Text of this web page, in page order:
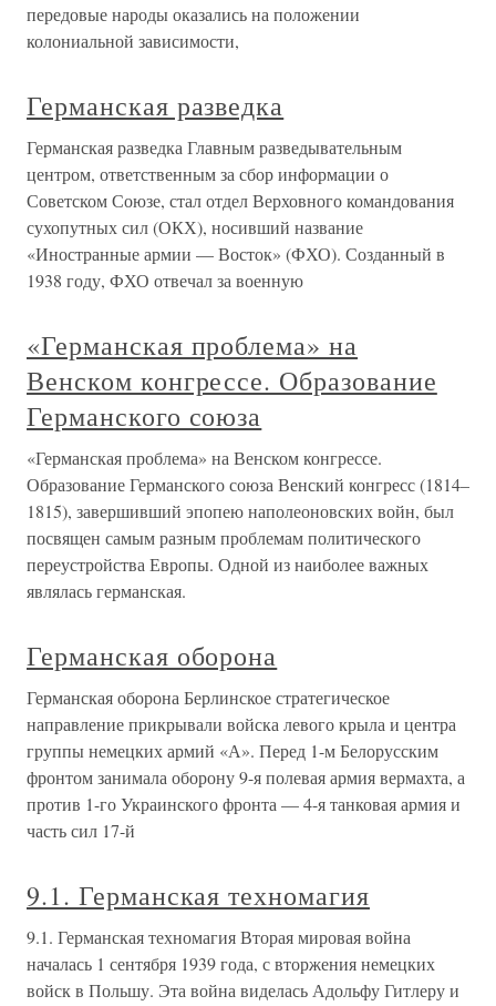
передовые народы оказались на положении
колониальной зависимости,
Германская разведка
Германская разведка Главным разведывательным
центром, ответственным за сбор информации о
Советском Союзе, стал отдел Верховного командования
сухопутных сил (ОКХ), носивший название
«Иностранные армии — Восток» (ФХО). Созданный в
1938 году, ФХО отвечал за военную
«Германская проблема» на
Венском конгрессе. Образование
Германского союза
«Германская проблема» на Венском конгрессе.
Образование Германского союза Венский конгресс (1814–
1815), завершивший эпопею наполеоновских войн, был
посвящен самым разным проблемам политического
переустройства Европы. Одной из наиболее важных
являлась германская.
Германская оборона
Германская оборона Берлинское стратегическое
направление прикрывали войска левого крыла и центра
группы немецких армий «А». Перед 1-м Белорусским
фронтом занимала оборону 9-я полевая армия вермахта, а
против 1-го Украинского фронта — 4-я танковая армия и
часть сил 17-й
9.1. Германская техномагия
9.1. Германская техномагия Вторая мировая война
началась 1 сентября 1939 года, с вторжения немецких
войск в Польшу. Эта война виделась Адольфу Гитлеру и